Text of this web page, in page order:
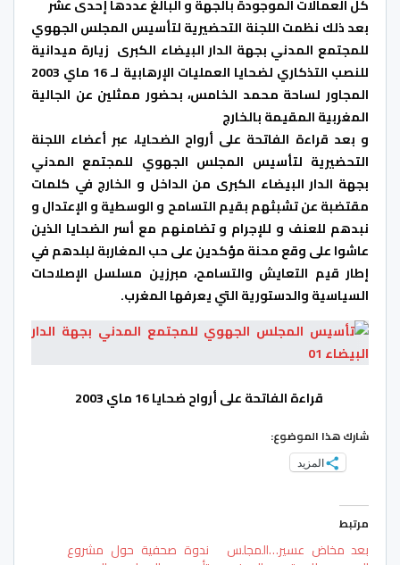
كل العمالات الموجودة بالجهة و البالغ عددها إحدى عشر
بعد ذلك نظمت اللجنة التحضيرية لتأسيس المجلس الجهوي
للمجتمع المدني بجهة الدار البيضاء الكبرى زيارة ميدانية
للنصب التذكاري لضحايا العمليات الإرهابية لـ 16 ماي 2003
المجاور لساحة محمد الخامس، بحضور ممثلين عن الجالية
المغربية المقيمة بالخارج
و بعد قراءة الفاتحة على أرواح الضحايا، عبر أعضاء اللجنة
التحضيرية لتأسيس المجلس الجهوي للمجتمع المدني
بجهة الدار البيضاء الكبرى من الداخل و الخارج في كلمات
مقتضبة عن تشبثهم بقيم التسامح و الوسطية و الإعتدال و
نبدهم للعنف و للإجرام و تضامنهم مع أسر الضحايا الذين
عاشوا على وقع محنة مؤكدين على حب المغاربة لبلدهم في
إطار قيم التعايش والتسامح، مبرزين مسلسل الإصلاحات
السياسية والدستورية التي يعرفها المغرب.
قراءة الفاتحة على أرواح ضحايا 16 ماي 2003
شارك هذا الموضوع:
المزيد
مرتبط
بعد مخاض عسير…المجلس ندوة صحفية حول مشروع